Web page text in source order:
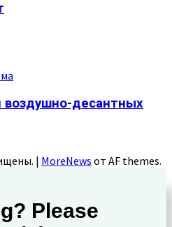
десантных
| MoreNews от AF themes.
Please